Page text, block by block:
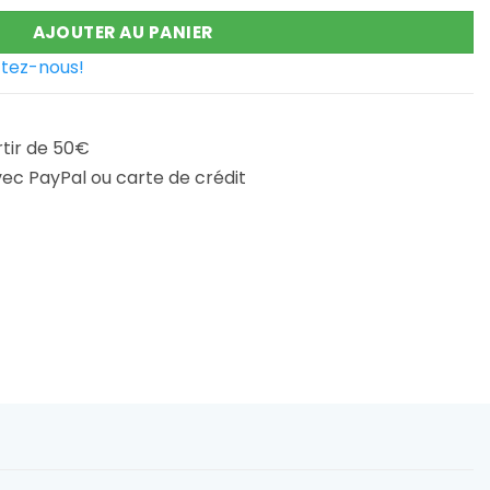
229,90 €.
AJOUTER AU PANIER
nous!
de 50€
PayPal ou carte de crédit